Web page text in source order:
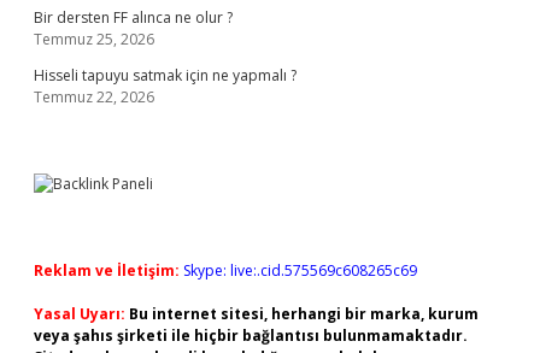
Bir dersten FF alınca ne olur ?
Temmuz 25, 2026
Hisseli tapuyu satmak için ne yapmalı ?
Temmuz 22, 2026
Reklam ve İletişim: Skype: live:.cid.575569c608265c69
Yasal Uyarı: Bu internet sitesi, herhangi bir marka, kurum
veya şahıs şirketi ile hiçbir bağlantısı bulunmamaktadır.